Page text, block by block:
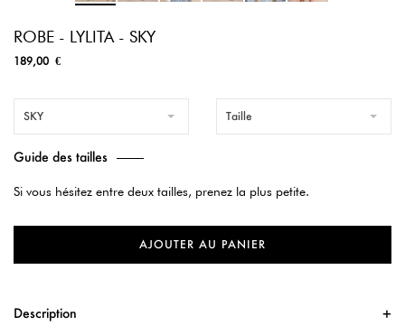
ROBE - LYLITA - SKY
189,00 €
SKY Taille
Guide des tailles
Si vous hésitez entre deux tailles, prenez la plus petite.
AJOUTER AU PANIER
Description